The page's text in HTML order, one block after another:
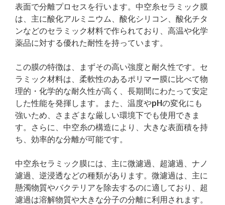
表面で分離プロセスを行います。中空糸セラミック膜
は、主に酸化アルミニウム、酸化シリコン、酸化チタ
ンなどのセラミック材料で作られており、高温や化学
薬品に対する優れた耐性を持っています。
この膜の特徴は、まずその高い強度と耐久性です。セ
ラミック材料は、柔軟性のあるポリマー膜に比べて物
理的・化学的な耐久性が高く、長期間にわたって安定
した性能を発揮します。また、温度やpHの変化にも
強いため、さまざまな厳しい環境下でも使用できま
す。さらに、中空糸の構造により、大きな表面積を持
ち、効率的な分離が可能です。
中空糸セラミック膜には、主に微濾過、超濾過、ナノ
濾過、逆浸透などの種類があります。微濾過は、主に
懸濁物質やバクテリアを除去するのに適しており、超
濾過は溶解物質や大きな分子の分離に利用されます。